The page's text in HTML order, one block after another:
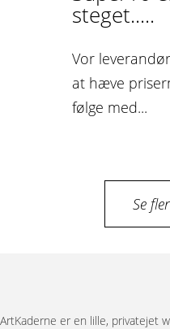
steget.....
Vor
at hæve
følge med...
Se
ArtKaderne er en lille, privatejet